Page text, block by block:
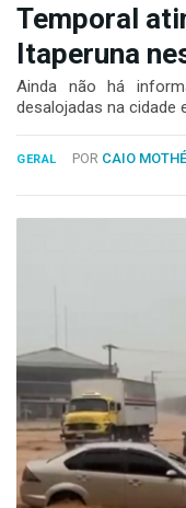
CONOSCO
Tecnologia
Sistemas
Temporal
Itaperuna
Ainda não há
desalojadas na cidade
GERAL POR CAIO MOTHÉ